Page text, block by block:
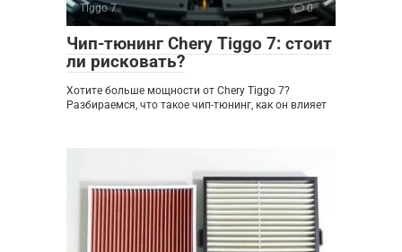
Tiggo 7 0
Чип-тюнинг Chery Tiggo 7: стоит
ли рисковать?
Хотите больше мощности от Chery Tiggo 7?
Разбираемся, что такое чип-тюнинг, как он влияет